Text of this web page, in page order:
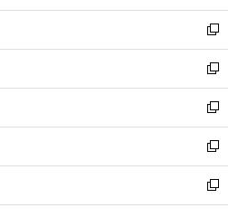
開
く
ウ
で
開
く
ン
ド
ウ
で
開
く
ウ
ィ
ン
ド
ウ
で
開
く
し
い
ウ
ィ
ン
ド
ウ
で
開
く
新
し
い
ウ
ィ
ン
ド
ウ
で
開
新
し
い
ウ
ィ
ン
ド
ウ
新
し
い
ウ
ィ
ン
新
し
い
ウ
新
し